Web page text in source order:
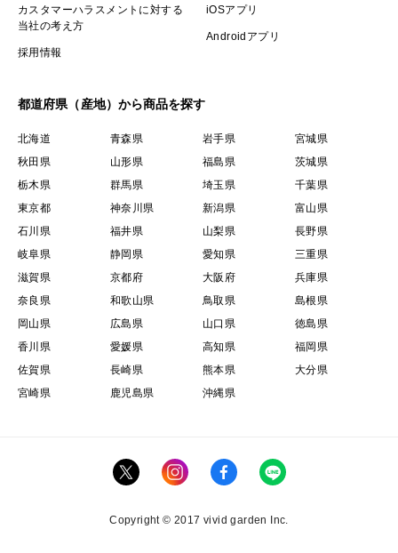
カスタマーハラスメントに対する
当社の考え方
採用情報
iOSアプリ
Androidアプリ
都道府県（産地）から商品を探す
北海道 青森県 岩手県
宮城県
秋田県
山形県 福島県
茨城県
栃木県
群馬県 埼玉県
千葉県
東京都
神奈川県 新潟県
富山県
石川県
福井県 山梨県
長野県
岐阜県
静岡県 愛知県
三重県
滋賀県
京都府 大阪府
兵庫県
奈良県
和歌山県 鳥取県
島根県
岡山県
広島県 山口県
徳島県
香川県
愛媛県 高知県
福岡県
佐賀県
長崎県 熊本県
大分県
宮崎県
鹿児島県 沖縄県
Copyright © 2017 vivid garden Inc.